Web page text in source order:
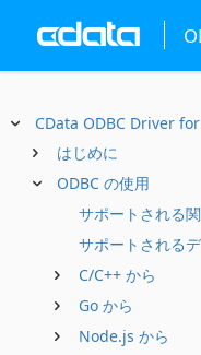
CData ODBC Driver
はじめに
ODBC の使用
サポートされる
サポートされる
C/C++ から
Go から
Node.js から